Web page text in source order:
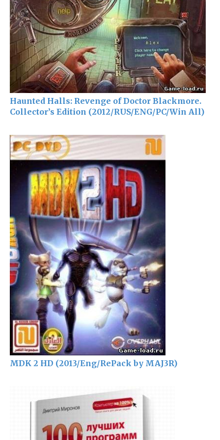
Haunted Halls: Revenge of Doctor Blackmore.
Collector’s Edition (2012/RUS/ENG/PC/Win All)
MDK 2 HD (2013/Eng/RePack by MAJ3R)